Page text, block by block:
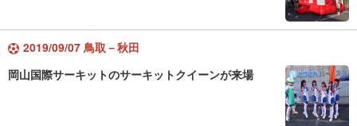
2019/09/07 鳥取－秋田
岡山国際サーキットのサーキットクイーンが来場